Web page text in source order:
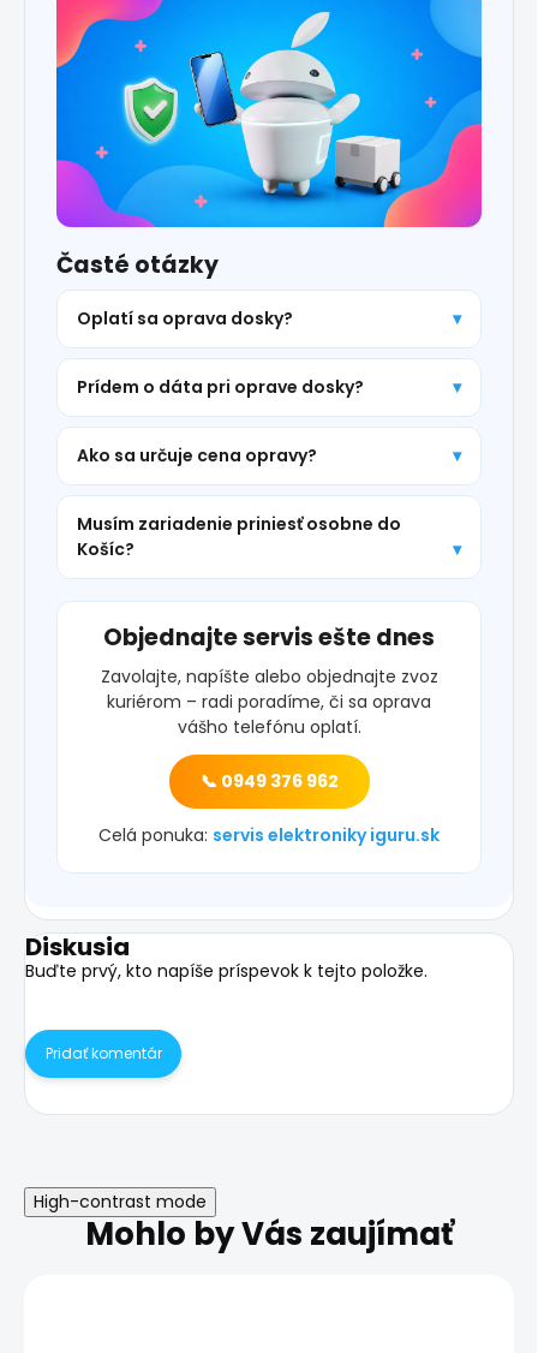
Časté otázky
Oplatí sa oprava dosky?
Prídem o dáta pri oprave dosky?
Ako sa určuje cena opravy?
Musím zariadenie priniesť osobne do
Košíc?
Objednajte servis ešte dnes
Zavolajte, napíšte alebo objednajte zvoz
kuriérom – radi poradíme, či sa oprava
vášho telefónu oplatí.
📞 0949 376 962
Celá ponuka: servis elektroniky iguru.sk
Diskusia
Buďte prvý, kto napíše príspevok k tejto položke.
Pridať komentár
High-contrast mode
Mohlo by Vás zaujímať